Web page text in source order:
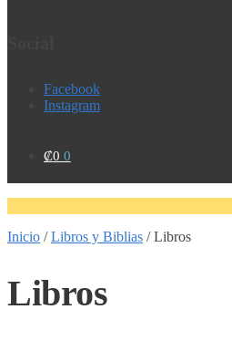
Facebook
Instagram
₡0 0
Inicio /Libros y Biblias /Libros
Libros